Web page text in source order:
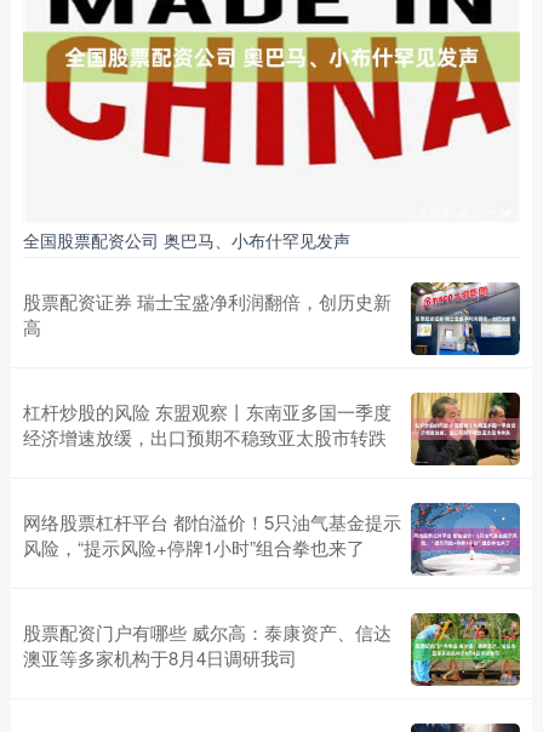
全国股票配资公司 奥巴马、小布什罕见发声
股票配资证券 瑞士宝盛净利润翻倍，创历史新
高
杠杆炒股的风险 东盟观察丨东南亚多国一季度
经济增速放缓，出口预期不稳致亚太股市转跌
网络股票杠杆平台 都怕溢价！5只油气基金提示
风险，“提示风险+停牌1小时”组合拳也来了
股票配资门户有哪些 威尔高：泰康资产、信达
澳亚等多家机构于8月4日调研我司